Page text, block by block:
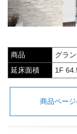
商品
グラ
延床面積
1F
商品ペー